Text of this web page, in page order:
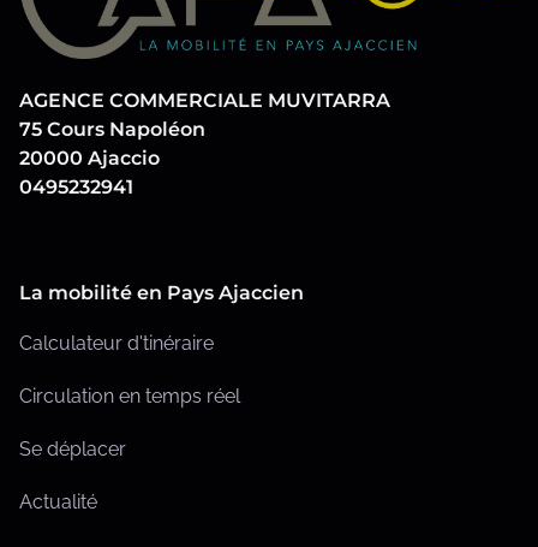
AGENCE COMMERCIALE MUVITARRA
75 Cours Napoléon
20000 Ajaccio
0495232941
La mobilité en Pays Ajaccien
Calculateur d'tinéraire
Circulation en temps réel
Se déplacer
Actualité